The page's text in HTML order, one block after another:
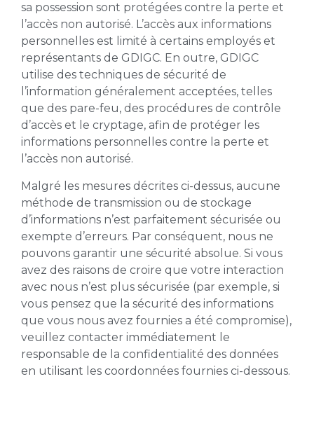
sa possession sont protégées contre la perte et
l’accès non autorisé. L’accès aux informations
personnelles est limité à certains employés et
représentants de GDIGC. En outre, GDIGC
utilise des techniques de sécurité de
l’information généralement acceptées, telles
que des pare-feu, des procédures de contrôle
d’accès et le cryptage, afin de protéger les
informations personnelles contre la perte et
l’accès non autorisé.
Malgré les mesures décrites ci-dessus, aucune
méthode de transmission ou de stockage
d’informations n’est parfaitement sécurisée ou
exempte d’erreurs. Par conséquent, nous ne
pouvons garantir une sécurité absolue. Si vous
avez des raisons de croire que votre interaction
avec nous n’est plus sécurisée (par exemple, si
vous pensez que la sécurité des informations
que vous nous avez fournies a été compromise),
veuillez contacter immédiatement le
responsable de la confidentialité des données
en utilisant les coordonnées fournies ci-dessous.